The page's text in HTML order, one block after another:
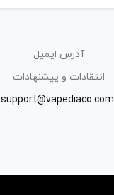
آدرس ایمیل
انتقادات و پیشنهادات
support@vapediaco.com